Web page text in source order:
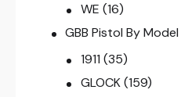
WE (16)
GBB Pistol By Model
1911 (35)
GLOCK (159)